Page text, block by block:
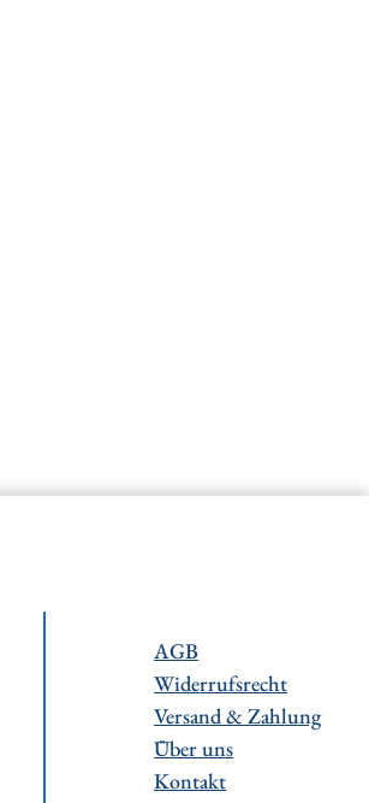
AGB
Widerrufsrecht
Versand & Zahlung
Über uns
Kontakt